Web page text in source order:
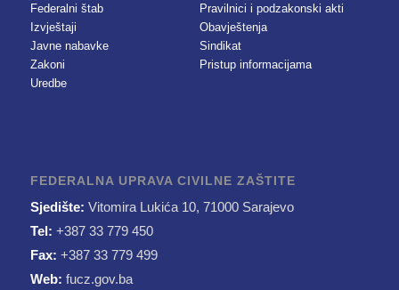
Federalni štab
Izvještaji
Javne nabavke
Zakoni
Uredbe
Pravilnici i podzakonski akti
Obavještenja
Sindikat
Pristup informacijama
FEDERALNA UPRAVA CIVILNE ZAŠTITE
Sjedište: Vitomira Lukića 10, 71000 Sarajevo
Tel: +387 33 779 450
Fax: +387 33 779 499
Web: fucz.gov.ba